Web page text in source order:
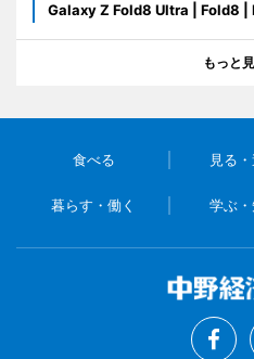
Galaxy Z Fold8 Ultra | Fold8 |
もっと
食べる 見る
暮らす・働く 学ぶ